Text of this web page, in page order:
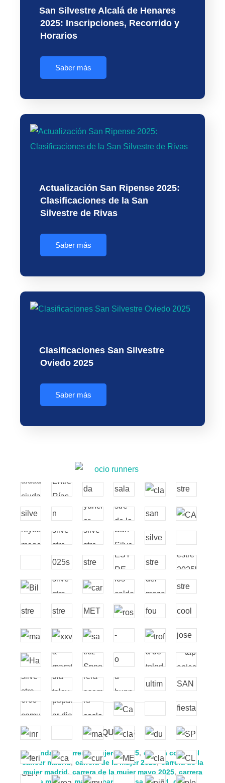
San Silvestre Alcalá de Henares
2025: Inscripciones, Recorrido y
Horarios
Saber más
Actualización San Ripense 2025:
Clasificaciones de la San
Silvestre de Rivas
Saber más
Clasificaciones San Silvestre
Oviedo 2025
Saber más
ETIQUETAS
calendario carreras mujeres 2025, carrera contra el
cáncer madrid, carrera de la mujer 2025, carrera de la
mujer madrid, carrera de la mujer mayo 2025, carrera